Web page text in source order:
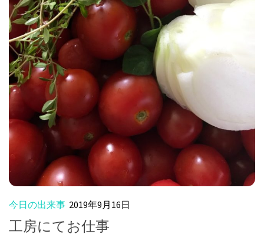
今日の出来事 2019年9月16日
工房にてお仕事